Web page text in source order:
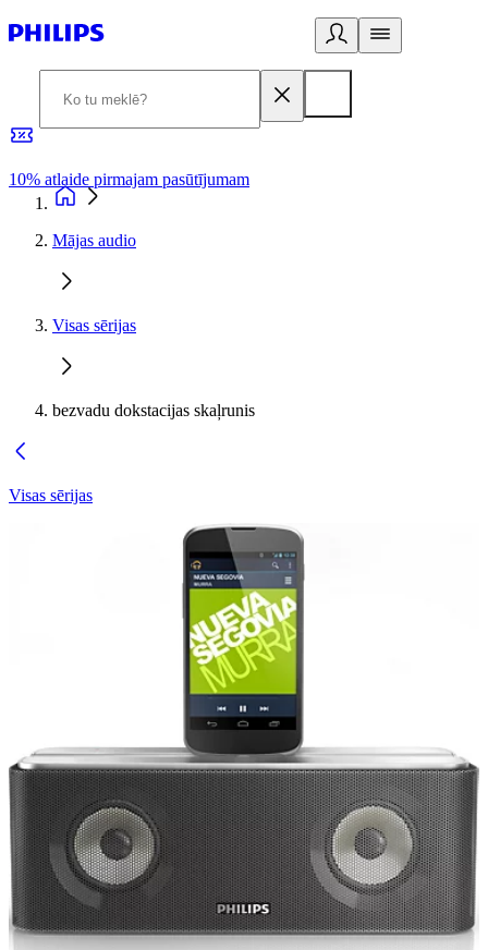
10% atlaide pirmajam pasūtījumam
Mājas audio
Visas sērijas
bezvadu dokstacijas skaļrunis
Visas sērijas